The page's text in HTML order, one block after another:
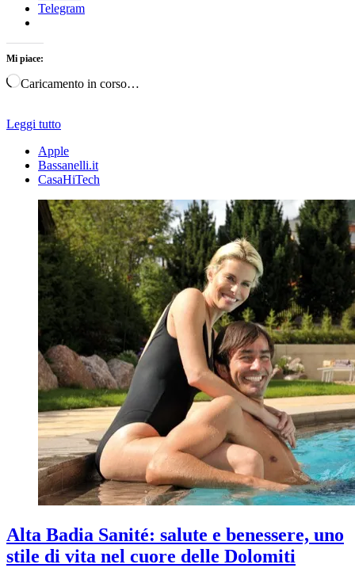
Telegram
Mi piace:
Caricamento in corso…
Leggi tutto
Apple
Bassanelli.it
CasaHiTech
Alta Badia Sanité: salute e benessere, uno
stile di vita nel cuore delle Dolomiti